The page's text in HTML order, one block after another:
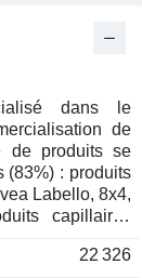
dans le
de
de produits se
Labello, 8x4,
capillaires
22 326